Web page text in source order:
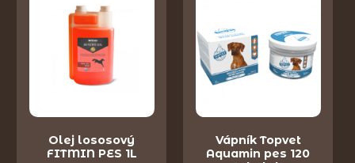
Olej lososový
FITMIN PES 1L
Vápník Topvet
Aquamin pes 120